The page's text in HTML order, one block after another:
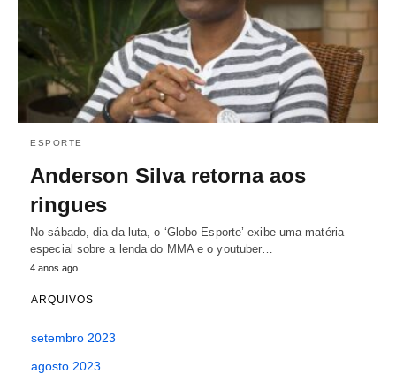
ESPORTE
Anderson Silva retorna aos
ringues
No sábado, dia da luta, o ‘Globo Esporte’ exibe uma matéria
especial sobre a lenda do MMA e o youtuber…
4 anos ago
ARQUIVOS
setembro 2023
agosto 2023